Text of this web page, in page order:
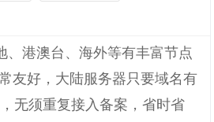
、港澳台、海外等有丰富节点
友好，大陆服务器只要域名有
无须重复接入备案，省时省